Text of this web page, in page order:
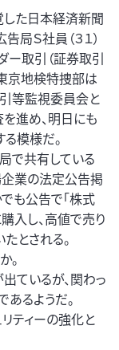
た日本経済新聞
局Ｓ社員（３１）
ー取引（証券取引
京地検特捜部は
等監視委員会と
進め、明日にも
模様だ。
で共有している
業の法定公告掲
も公告で「株式
入し、高値で売り
とされる。
。
ているが、関わっ
るようだ。
ティーの強化と